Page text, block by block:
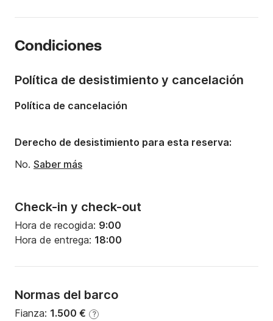
Número de camas:
Calado: 2.1m
Potencia del motor:
Condiciones
Check-in y check-out
Hora de recogida: 9:00
Hora de entrega: 18:00
Normas del barco
Fianza: 1.500 € ?
Política de desistimiento y cancelación
Política de cancelación
Derecho de desistimiento para esta reserva:
No. Saber más